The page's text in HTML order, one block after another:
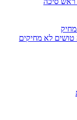
טושים לא מחיקים